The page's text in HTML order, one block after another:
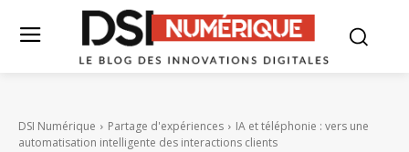
DSI Numérique Partage d'expériences
IA et téléphonie : vers une
automatisation intelligente des interactions clients